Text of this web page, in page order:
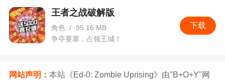
下载
王者之战破解版
角色 / 95.16 MB
争夺要塞，占领王城！
网站声明： 本站《Ed-0: Zombie Uprising》由"B+O+Y"网